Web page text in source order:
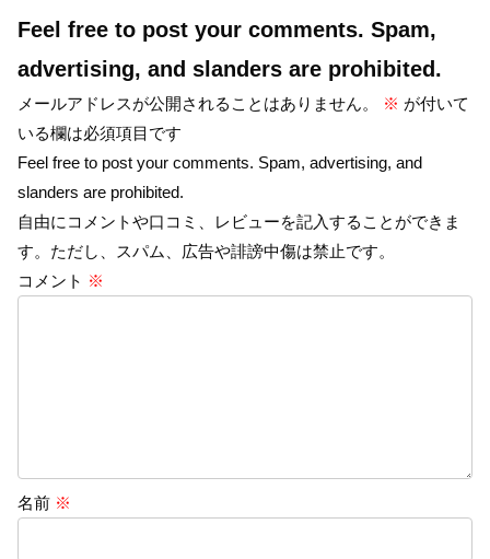
Feel free to post your comments. Spam,
advertising, and slanders are prohibited.
メールアドレスが公開されることはありません。 ※ が付いて
いる欄は必須項目です
Feel free to post your comments. Spam, advertising, and
slanders are prohibited.
自由にコメントや口コミ、レビューを記入することができま
す。ただし、スパム、広告や誹謗中傷は禁止です。
コメント ※
名前 ※